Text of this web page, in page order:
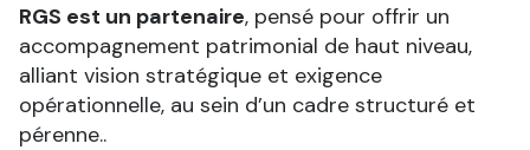
RGS est un partenaire, pensé pour offrir un
accompagnement patrimonial de haut niveau,
alliant vision stratégique et exigence
opérationnelle, au sein d’un cadre structuré et
pérenne..